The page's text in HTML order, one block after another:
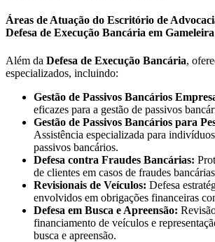
Áreas de Atuação do Escritório de
Defesa de Execução Bancária em
Além da Defesa de Execução Bancária,
especializados, incluindo:
Gestão de Passivos Bancários
eficazes para a gestão de passivos
Gestão de Passivos Bancários para
Assistência especializada para
passivos bancários.
Defesa contra Fraudes Bancárias:
de clientes em casos de fraudes
Revisionais de Veículos: Defesa
envolvidos em obrigações financeiras
Defesa em Busca e Apreensão:
financiamento de veículos e
busca e apreensão.